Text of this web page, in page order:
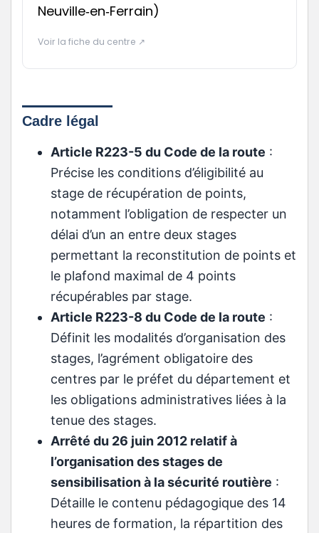
Neuville‑en‑Ferrain)
Voir la fiche du centre ↗
Cadre légal
Article R223-5 du Code de la route :
Précise les conditions d’éligibilité au
stage de récupération de points,
notamment l’obligation de respecter un
délai d’un an entre deux stages
permettant la reconstitution de points et
le plafond maximal de 4 points
récupérables par stage.
Article R223-8 du Code de la route :
Définit les modalités d’organisation des
stages, l’agrément obligatoire des
centres par le préfet du département et
les obligations administratives liées à la
tenue des stages.
Arrêté du 26 juin 2012 relatif à
l’organisation des stages de
sensibilisation à la sécurité routière :
Détaille le contenu pédagogique des 14
heures de formation, la répartition des